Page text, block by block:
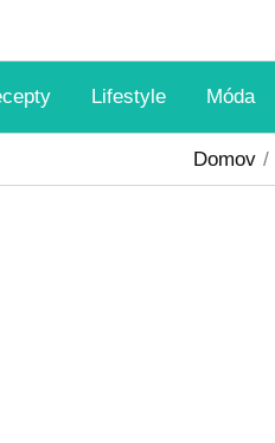
Lifestyle Móda
Domov